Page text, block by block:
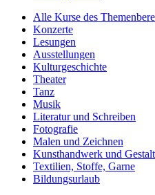
Alle Kurse des
Konzerte
Lesungen
Ausstellungen
Kulturgeschichte
Theater
Tanz
Musik
Literatur und Schreiben
Fotografie
Malen und Zeichnen
Kunsthandwerk und
Textilien, Stoffe, Garne
Bildungsurlaub